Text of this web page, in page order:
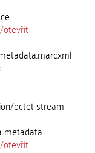
otevřít
octet-stream
metadata
otevřít